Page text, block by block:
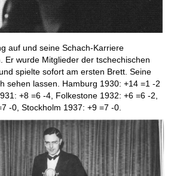
auf und seine Schach-Karriere
Er wurde Mitglieder der tschechischen
spielte sofort am ersten Brett. Seine
sehen lassen. Hamburg 1930: +14 =1 -2
+8 =6 -4, Folkestone 1932: +6 =6 -2,
-0, Stockholm 1937: +9 =7 -0.